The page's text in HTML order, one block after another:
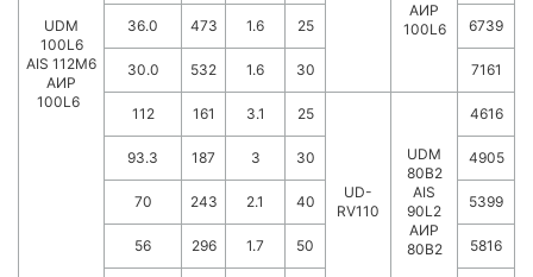
UDM
100L6
AIS 112M6
АИР
100L6
АИР
100L6
36.0 473 1.6 25 6739
30.0 532 1.6 30 7161
112 161 3.1 25
UD-
RV110
UDM
80B2
AIS
90L2
АИР
80В2
4616
93.3 187 3 30 4905
70 243 2.1 40 5399
56 296 1.7 50 5816